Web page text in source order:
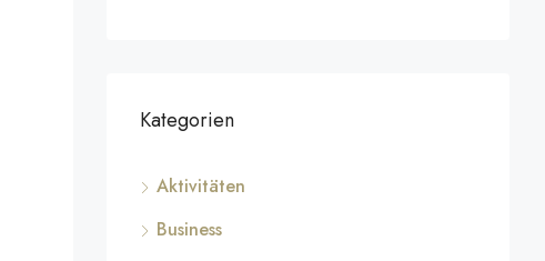
Kategorien
Aktivitäten
Business